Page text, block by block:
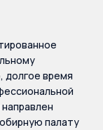
долгое время
палату